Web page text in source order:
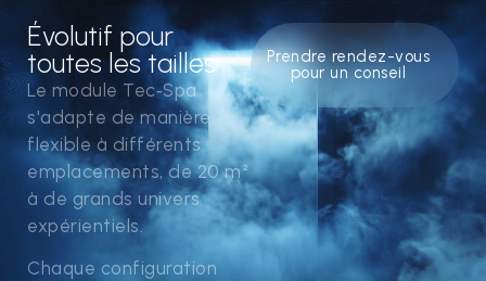
Évolutif pour
toutes les tailles
Le module Tec‑Spa
s'adapte de manière
flexible à différents
emplacements, de 20 m²
à de grands univers
expérientiels.
Chaque configuration
Prendre rendez-vous
pour un conseil